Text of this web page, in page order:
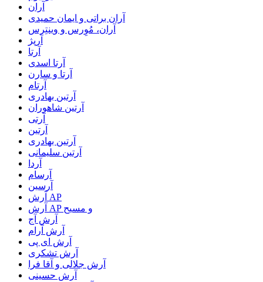
آران
آران براتی و ایمان حمیدی
آران، مُوِرس و وینتِرس
آرپژ
آرتا
آرتا اسدی
آرتا و سارن
آرتام
آرتبن بهادری
آرتين شاهوران
آرتی
آرتین
آرتین بهادری
آرتین سلیمانی
آردا
آرسام
آرسین
آرش AP
آرش AP و مسیح
آرش آج
آرش آرام
آرش ای پی
آرش تشکری
آرش جلالی و آقا فرا
آرش حسینی